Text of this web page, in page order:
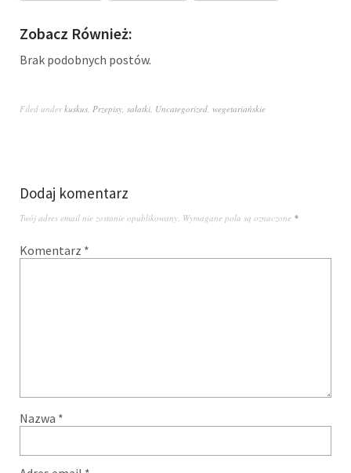
Zobacz Również:
Brak podobnych postów.
Filed underkuskus Przepisy sałatki Uncategorized wegetariańskie
Dodaj komentarz
Twój adres email nie zostanie opublikowany. Wymagane pola są oznaczone *
Komentarz *
Nazwa *